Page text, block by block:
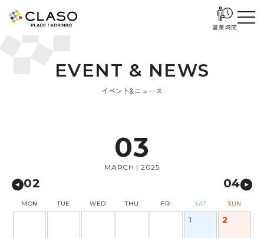
営業時間
EVENT & NEWS
イベント&ニュース
03
MARCH | 2025
02 04
MON TUE WED THU FRI SAT SUN
1 2